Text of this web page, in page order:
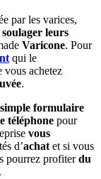
par les varices,
leurs
Varicone. Pour
qui le
vous achetez
.
formulaire
téléphone pour
vous
d’achatet si vous
pourrez profiterdu
.